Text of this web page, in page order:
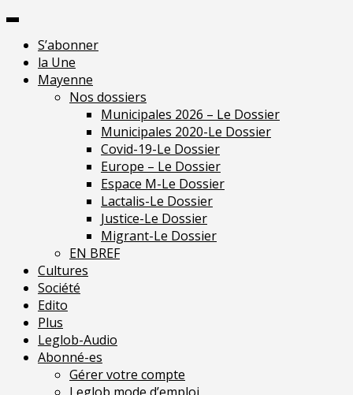
Skip
contentS’abonner
la Une
Mayenne
Nos dossiers
Municipales 2026 – Le Dossier
Municipales 2020-Le Dossier
Covid-19-Le Dossier
Europe – Le Dossier
Espace M-Le Dossier
Lactalis-Le Dossier
Justice-Le Dossier
Migrant-Le Dossier
EN BREF
Cultures
Société
Edito
Plus
Leglob-Audio
Abonné-es
Gérer votre compte
indépendante en
Mayenne